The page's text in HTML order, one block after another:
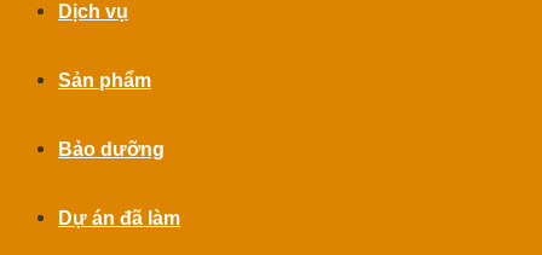
Dịch vụ
Sản phẩm
Bảo dưỡng
Dự án đã làm